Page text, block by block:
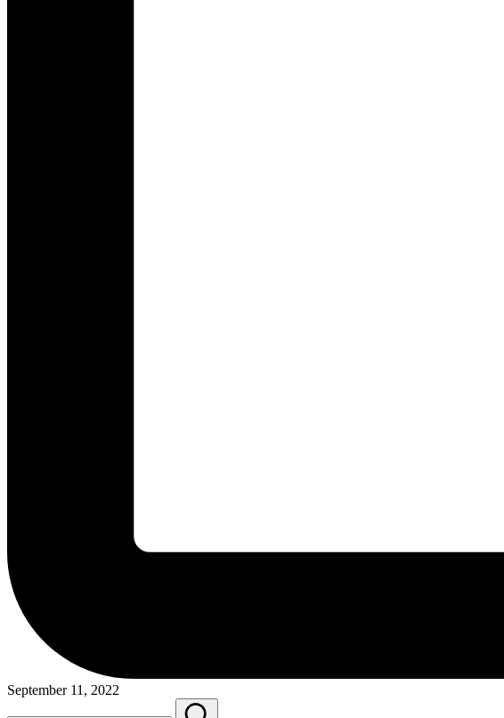
September 11, 2022